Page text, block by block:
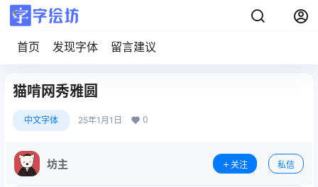
首页 发现字体 留言建议
猫啃网秀雅圆
中文字体 25年1月1日 0
坊主 关注 私信